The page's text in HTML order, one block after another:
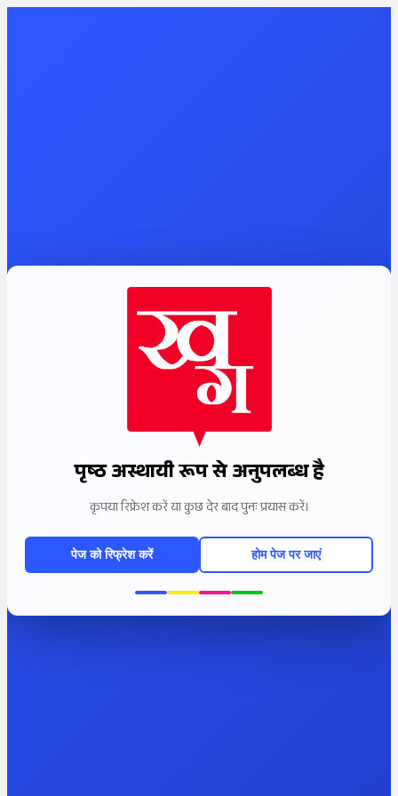
पृष्ठ अस्थायी रूप से अनुपलब्ध है
कृपया रिफ्रेश करें या कुछ देर बाद पुनः प्रयास करें।
पेज को रिफ्रेश करें होम पेज पर जाएं